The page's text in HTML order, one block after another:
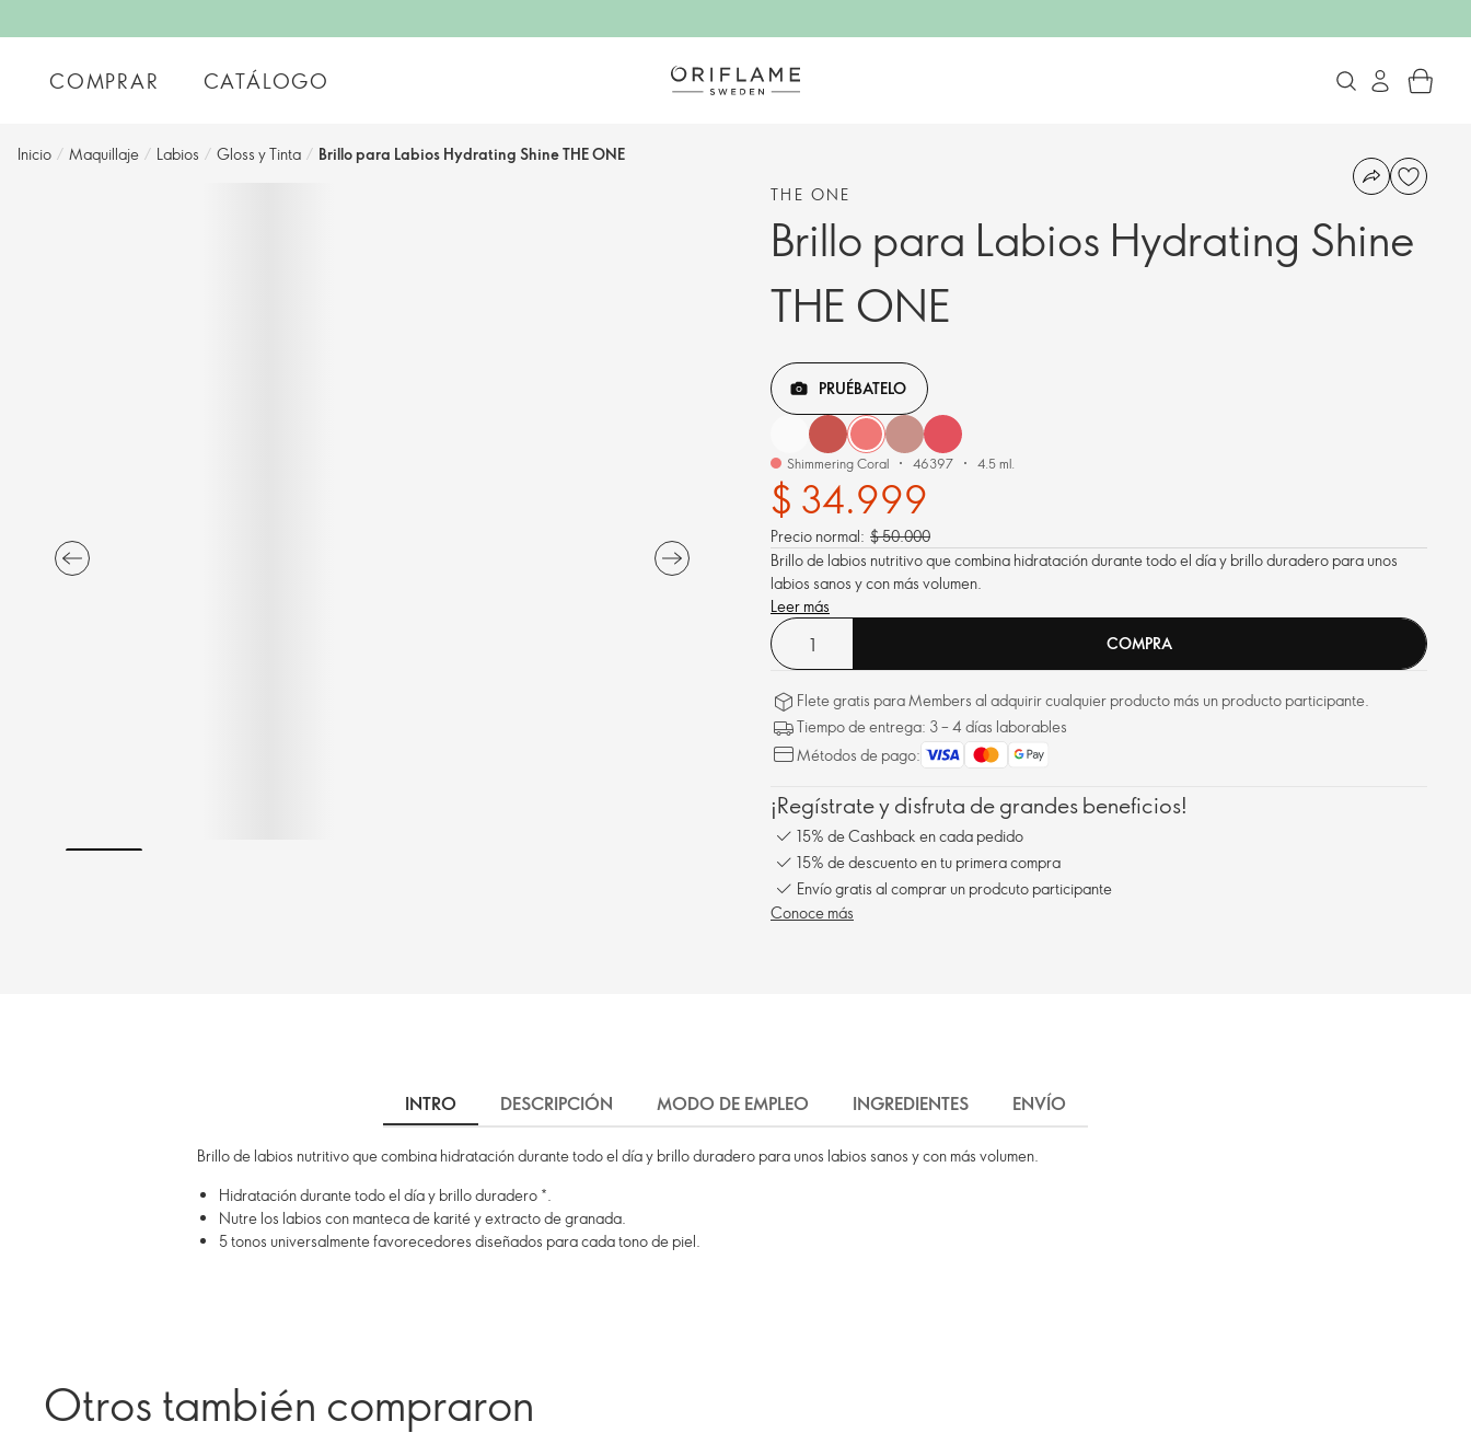
COMPRAR CATÁLOGO
Inicio / Maquillaje / Labios / Gloss y Tinta / Brillo para Labios Hydrating Shine THE ONE
THE ONE
Brillo para Labios Hydrating Shine
THE ONE
PRUÉBATELO
Shimmering Coral 46397 4.5 ml.
$ 34.999
Precio normal: $ 50.000
Brillo de labios nutritivo que combina hidratación durante todo el día y brillo duradero para unos
labios sanos y con más volumen.
Leer más
COMPRA
Flete gratis para Members al adquirir cualquier producto más un producto participante.
Tiempo de entrega: 3 – 4 días laborables
Métodos de pago:
¡Regístrate y disfruta de grandes beneficios!
15% de Cashback en cada pedido
15% de descuento en tu primera compra
Envío gratis al comprar un prodcuto participante
Conoce más
INTRO DESCRIPCIÓN MODO DE EMPLEO INGREDIENTES ENVÍO
Brillo de labios nutritivo que combina hidratación durante todo el día y brillo duradero para unos labios sanos y con más volumen.
Hidratación durante todo el día y brillo duradero *.
Nutre los labios con manteca de karité y extracto de granada.
5 tonos universalmente favorecedores diseñados para cada tono de piel.
Otros también compraron